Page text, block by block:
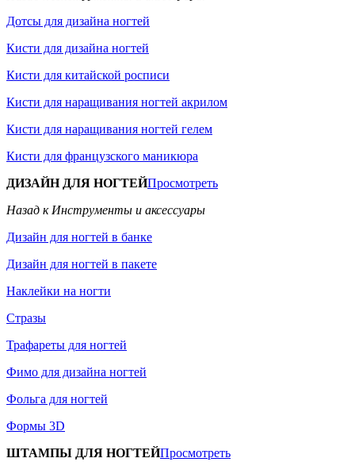
Дотсы для дизайна ногтей
Кисти для дизайна ногтей
Кисти для китайской росписи
Кисти для наращивания ногтей акрилом
Кисти для наращивания ногтей гелем
Кисти для французского маникюра
ДИЗАЙН ДЛЯ НОГТЕЙПросмотреть
Назад к Инструменты и аксессуары
Дизайн для ногтей в банке
Дизайн для ногтей в пакете
Наклейки на ногти
Стразы
Трафареты для ногтей
Фимо для дизайна ногтей
Фольга для ногтей
Формы 3D
ШТАМПЫ ДЛЯ НОГТЕЙПросмотреть